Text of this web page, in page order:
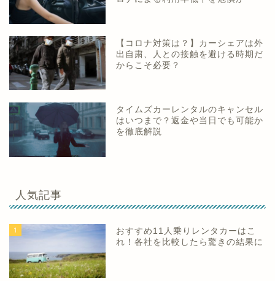
【コロナ対策は？】カーシェアは外
出自粛、人との接触を避ける時期だ
からこそ必要？
タイムズカーレンタルのキャンセル
はいつまで？返金や当日でも可能か
を徹底解説
人気記事
1
おすすめ11人乗りレンタカーはこ
れ！各社を比較したら驚きの結果に